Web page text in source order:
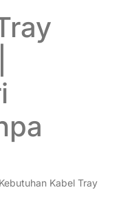
Kabel Tray